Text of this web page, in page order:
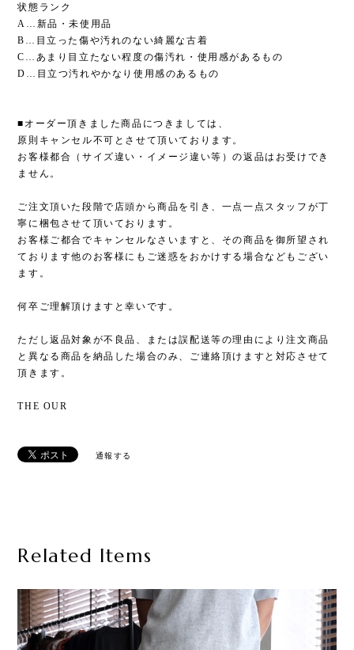
状態ランク
A…新品・未使用品
B…目立った傷や汚れのない綺麗な古着
C…あまり目立たない程度の傷汚れ・使用感があるもの
D…目立つ汚れやかなり使用感のあるもの
■オーダー頂きました商品につきましては、
原則キャンセル不可とさせて頂いております。
お客様都合（サイズ違い・イメージ違い等）の返品はお受けでき
ません。
ご注文頂いた段階で店頭から商品を引き、一点一点スタッフが丁
寧に梱包させて頂いております。
お客様ご都合でキャンセルなさいますと、その商品を御所望され
ております他のお客様にもご迷惑をおかけする場合などもござい
ます。
何卒ご理解頂けますと幸いです。
ただし返品対象が不良品、または誤配送等の理由により注文商品
と異なる商品を納品した場合のみ、ご連絡頂けますと対応させて
頂きます。
THE OUR
通報する
Related Items